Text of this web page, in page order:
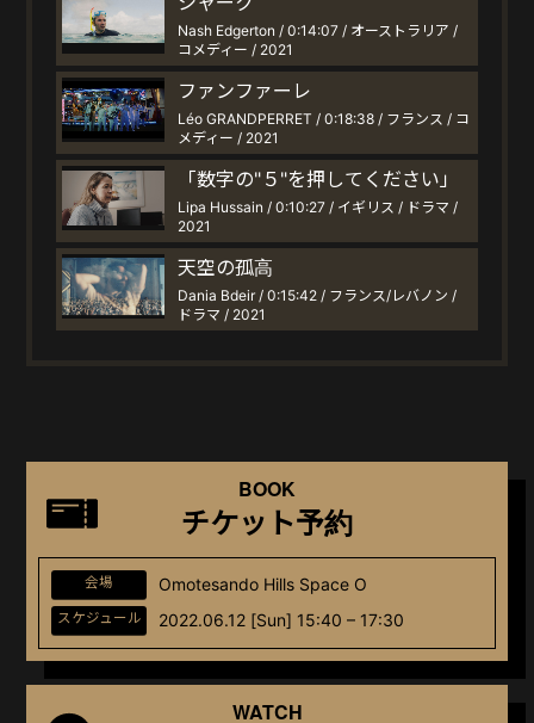
Nash Edgerton / 0:14:07 / オーストラリア /
コメディー / 2021
ファンファーレ
Léo GRANDPERRET / 0:18:38 / フランス / コ
メディー / 2021
「数字の"５"を押してください」
Lipa Hussain / 0:10:27 / イギリス / ドラマ /
2021
天空の孤高
Dania Bdeir / 0:15:42 / フランス/レバノン /
ドラマ / 2021
BOOK
チケット予約
会場 Omotesando Hills Space O
スケジュール 2022.06.12 [Sun] 15:40 – 17:30
WATCH